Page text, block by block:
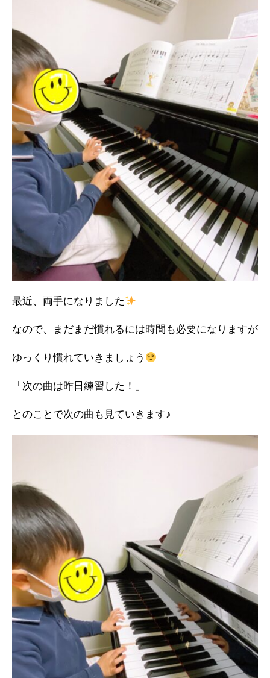
最近、両手になりました
なので、まだまだ慣れるには時間も必要になりますが
ゆっくり慣れていきましょう
「次の曲は昨日練習した！」
とのことで次の曲も見ていきます♪